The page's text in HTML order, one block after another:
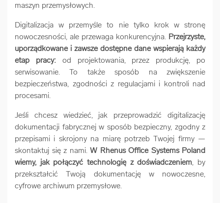
maszyn przemysłowych.
Digitalizacja w przemyśle to nie tylko krok w stronę
nowoczesności, ale przewaga konkurencyjna. Przejrzyste,
uporządkowane i zawsze dostępne dane wspierają każdy
etap pracy:od projektowania, przez produkcję, po
serwisowanie. To także sposób na zwiększenie
bezpieczeństwa, zgodności z regulacjami i kontroli nad
procesami.
Jeśli chcesz wiedzieć, jak przeprowadzić digitalizację
dokumentacji fabrycznej w sposób bezpieczny, zgodny z
przepisami i skrojony na miarę potrzeb Twojej firmy —
skontaktuj się z nami. W Rhenus Office Systems Poland
wiemy, jak połączyć technologię z doświadczeniem, by
przekształcić Twoją dokumentację w nowoczesne,
cyfrowe archiwum przemysłowe.